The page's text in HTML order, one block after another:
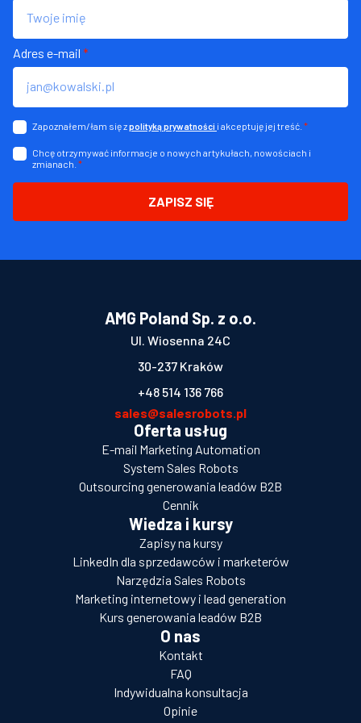
Adres e-mail *
Zapoznałem/łam się zpolityką prywatności i akceptuję jej treść. *
Chcę otrzymywać informacje o nowych artykułach, nowościach i
zmianach. *
ZAPISZ SIĘ
AMG Poland Sp. z o.o.
Ul. Wiosenna 24C
30-237 Kraków
+48 514 136 766
sales@salesrobots.pl
Oferta usług
E-mail Marketing Automation
System Sales Robots
Outsourcing generowania leadów B2B
Cennik
Wiedza i kursy
Zapisy na kursy
LinkedIn dla sprzedawców i marketerów
Narzędzia Sales Robots
Marketing internetowy i lead generation
Kurs generowania leadów B2B
O nas
Kontakt
FAQ
Indywidualna konsultacja
Opinie